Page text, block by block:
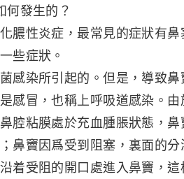
何發生的？
膿性炎症，最常見的症狀有
些症狀。
感染所引起的。但是，導致
感冒，也稱上呼吸道感染。
腔粘膜處於充血腫脹狀態，
鼻竇因爲受到阻塞，裏面的
着受阻的開口處進入鼻竇，